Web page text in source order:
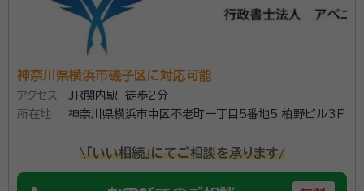
神奈川県横浜市磯子区に対応可能
アクセス
JR関内駅 徒歩2分
所在地
神奈川県横浜市中区不老町一丁目5番地5 柏野ビル3Ｆ
\「いい相続」にてご相談を承ります/